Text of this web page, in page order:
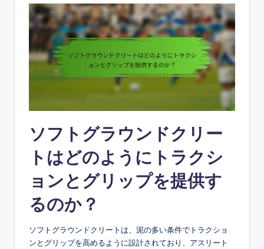
ソフトグラウンドクリー
トはどのようにトラクシ
ョンとグリップを提供す
るのか？
ソフトグラウンドクリートは、泥の多い条件でトラクショ
ンとグリップを高めるように設計されており、アスリート